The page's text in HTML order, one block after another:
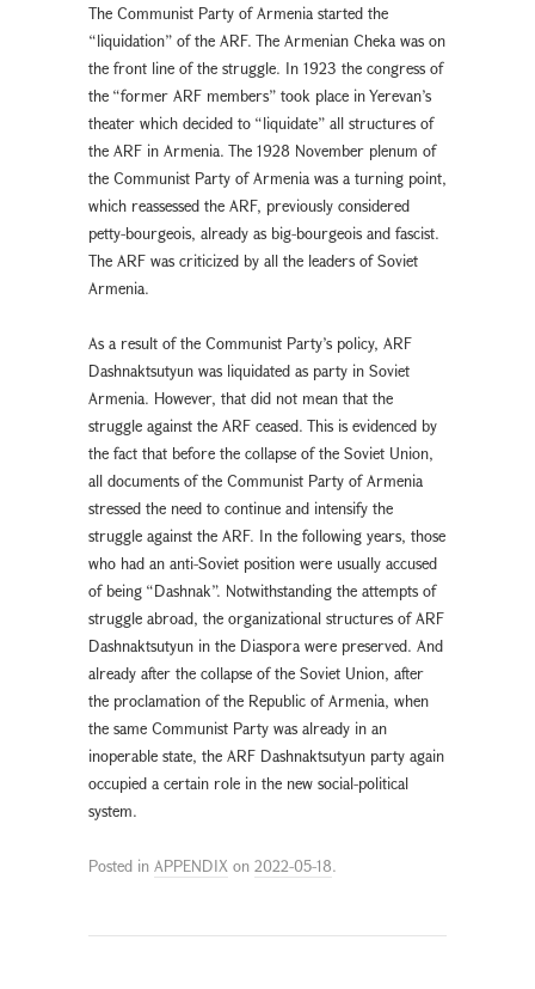
The Communist Party of Armenia started the
“liquidation” of the ARF. The Armenian Cheka was on
the front line of the struggle. In 1923 the congress of
the “former ARF members” took place in Yerevan’s
theater which decided to “liquidate” all structures of
the ARF in Armenia. The 1928 November plenum of
the Communist Party of Armenia was a turning point,
which reassessed the ARF, previously considered
petty-bourgeois, already as big-bourgeois and fascist.
The ARF was criticized by all the leaders of Soviet
Armenia.
As a result of the Communist Party’s policy, ARF
Dashnaktsutyun was liquidated as party in Soviet
Armenia. However, that did not mean that the
struggle against the ARF ceased. This is evidenced by
the fact that before the collapse of the Soviet Union,
all documents of the Communist Party of Armenia
stressed the need to continue and intensify the
struggle against the ARF. In the following years, those
who had an anti-Soviet position were usually accused
of being “Dashnak”. Notwithstanding the attempts of
struggle abroad, the organizational structures of ARF
Dashnaktsutyun in the Diaspora were preserved. And
already after the collapse of the Soviet Union, after
the proclamation of the Republic of Armenia, when
the same Communist Party was already in an
inoperable state, the ARF Dashnaktsutyun party again
occupied a certain role in the new social-political
system.
Posted in APPENDIX on 2022-05-18.